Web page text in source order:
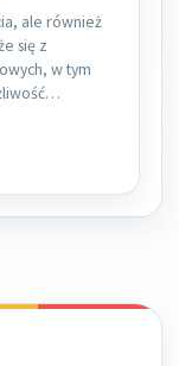
ale również
się z
w tym